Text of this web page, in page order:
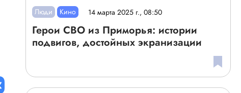
Люди Кино 14 марта 2025 г., 08:50
Герои СВО из Приморья: истории
подвигов, достойных экранизации